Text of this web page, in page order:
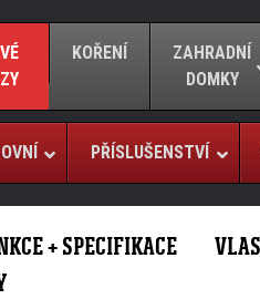
KOŘENÍ
ZAHRADNÍ
DOMKY
PŘÍSLUŠENSTVÍ
+ SPECIFIKACE